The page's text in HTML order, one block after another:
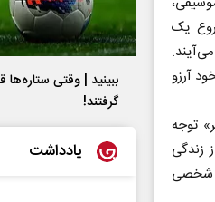
یک
آرزو
توجه
زندگی
شخصی
ببینید | وقتی
گرفتند!
یادداشت